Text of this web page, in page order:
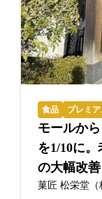
食品 プレミ
モールか
を1/10に
の大幅改善
菓匠 松栄堂（